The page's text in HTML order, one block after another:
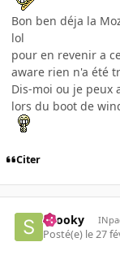
Bon ben déja la
lol
pour en revenir a
aware rien n'a été
Dis-moi ou je
lors du boot de
Citer
snooky
Posté(e) le 27